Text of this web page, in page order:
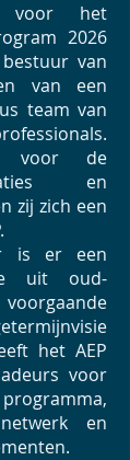
voor het
2026
van
van een
team van
voor de
en
zij zich een
is er een
uit oud-
het AEP
voor
en